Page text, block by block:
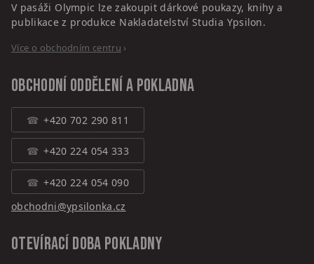
V pasáži Olympic lze zakoupit dárkové poukazy, knihy a
publikace z produkce Nakladatelství Studia Ypsilon.
Více o obchodním centru ›
Obchodní oddělení a pokladna
+420 702 290 811
+420 224 054 333
+420 224 054 090
obchodni@ypsilonka.cz
Otevírací doba pokladny